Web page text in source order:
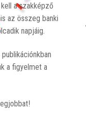
a szakképző
az összeg banki
napjáig.
a figyelmet a